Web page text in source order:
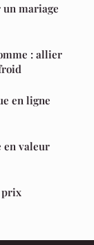
mariage
: allier
en ligne
en valeur
prix